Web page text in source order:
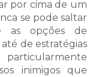
por cima de um
se pode saltar
as opções de
de estratégias
inimigos que